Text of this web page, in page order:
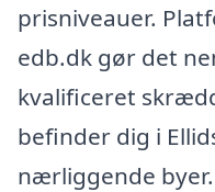
prisniveauer.
edb.dk gør det
kvalificeret
befinder dig i
nærliggende